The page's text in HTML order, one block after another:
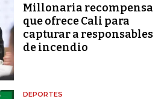
Millonaria recompensa
que ofrece Cali para
capturar a responsables
de incendio
DEPORTES